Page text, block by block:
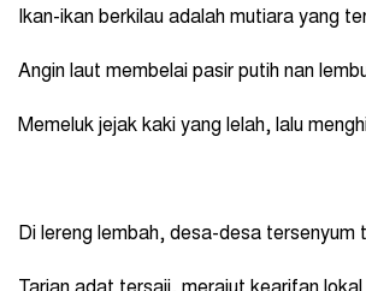
Ikan-ikan berkilau adalah mutiara yang
Angin laut membelai pasir putih nan
Memeluk jejak kaki yang lelah, lalu
Di lereng lembah, desa-desa tersenyum